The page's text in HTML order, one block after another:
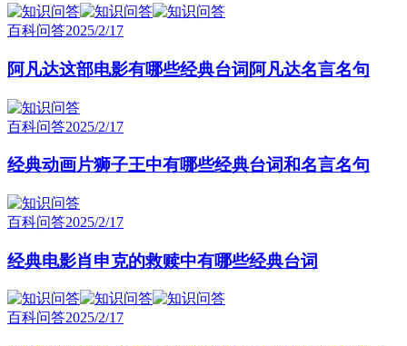
百科问答2025/2/17
阿凡达这部电影有哪些经典台词阿凡达名言名句
百科问答2025/2/17
经典动画片狮子王中有哪些经典台词和名言名句
百科问答2025/2/17
经典电影肖申克的救赎中有哪些经典台词
百科问答2025/2/17